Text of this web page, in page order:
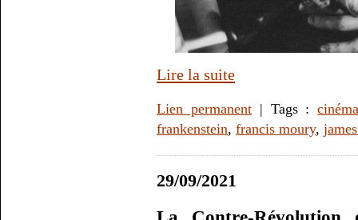
Lire la suite
Lien permanent| Tags :
frankenstein, francis moury,
29/09/2021